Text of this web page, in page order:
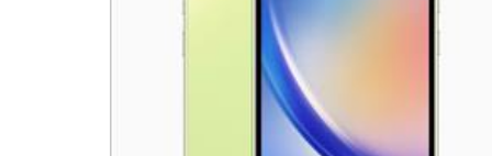
LIQUID COOLERS